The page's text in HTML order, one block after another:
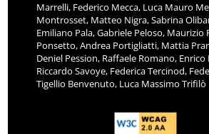
Marrelli, Federico Mecca, Luca Mauro
Montrosset, Matteo Nigra, Sabrina
Emiliano Pala, Gabriele Peloso, Maurizio
Ponsetto, Andrea Portigliatti, Mattia
Deniel Pession, Raffaele Romano, Enrico
Riccardo Savoye, Federica Tercinod,
Tigellio Benvenuto, Luca Massimo Trifilò